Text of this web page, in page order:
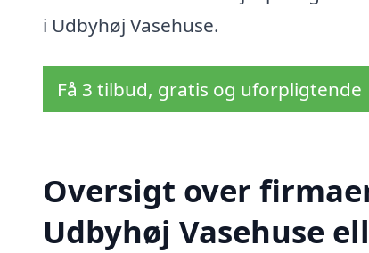
i Udbyhøj Vasehuse.
Få 3 tilbud, gratis og uforpligtende
Oversigt over
Udbyhøj Vasehuse